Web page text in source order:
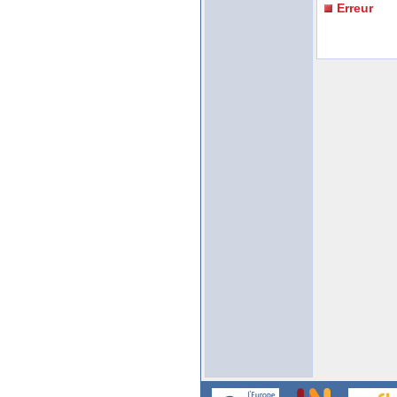
Erreur